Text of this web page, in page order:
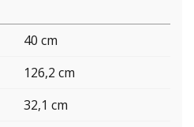
40 cm
126,2 cm
32,1 cm